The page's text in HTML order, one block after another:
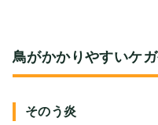
鳥がかかりやすいケ
そのう炎